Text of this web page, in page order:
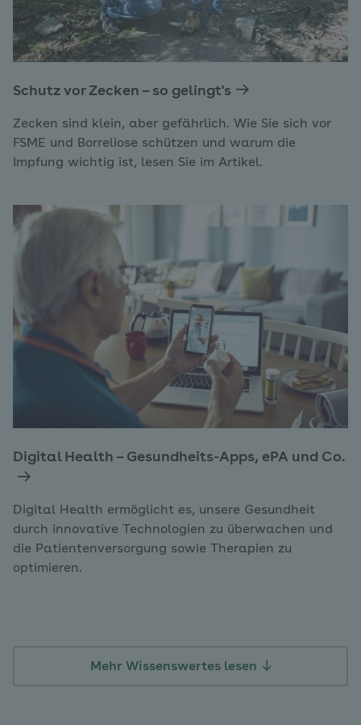
Schutz vor Zecken – so gelingt's
Zecken sind klein, aber gefährlich. Wie Sie sich vor
FSME und Borreliose schützen und warum die
Impfung wichtig ist, lesen Sie im Artikel.
Digital Health – Gesundheits-Apps, ePA und Co.
Digital Health ermöglicht es, unsere Gesundheit
durch innovative Technologien zu überwachen und
die Patientenversorgung sowie Therapien zu
optimieren.
Mehr Wissenswertes lesen